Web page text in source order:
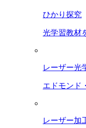
ひかり探究
光学習教材
レーザー光
エドモンド
レーザー加